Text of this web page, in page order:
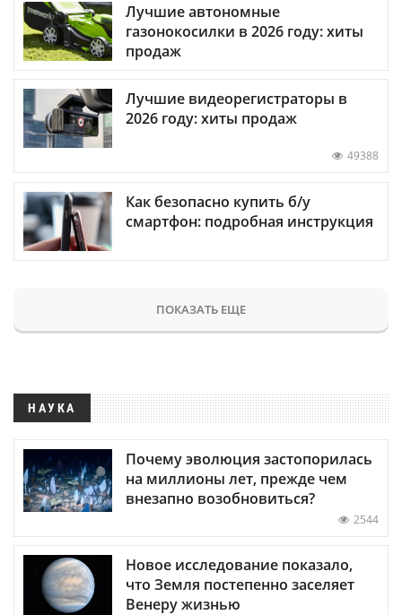
Лучшие автономные
газонокосилки в 2026 году: хиты
продаж
Лучшие видеорегистраторы в
2026 году: хиты продаж
49388
Как безопасно купить б/у
смартфон: подробная инструкция
ПОКАЗАТЬ ЕЩЕ
НАУКА
Почему эволюция застопорилась
на миллионы лет, прежде чем
внезапно возобновиться?
2544
Новое исследование показало,
что Земля постепенно заселяет
Венеру жизнью